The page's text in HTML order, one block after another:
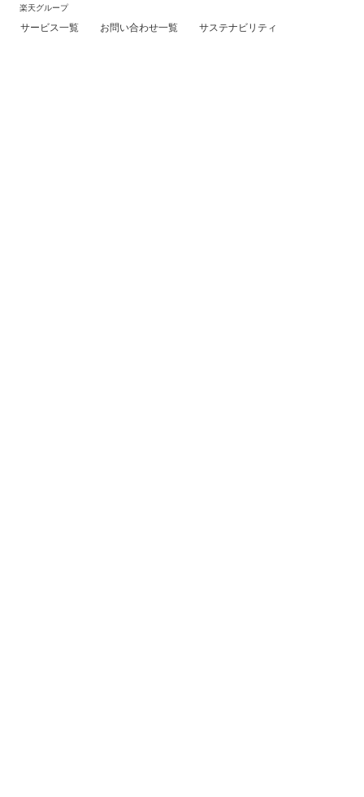
楽天グループ
サービス一覧 お問い合わせ一覧 サステナビリティ